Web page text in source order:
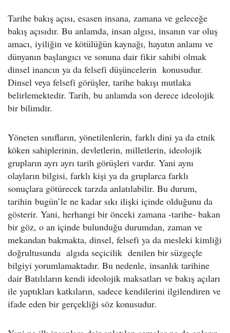
Tarihe bakış açısı, esasen insana, zamana ve geleceğe
bakış açısıdır. Bu anlamda, insan algısı, insanın var oluş
amacı, iyiliğin ve kötülüğün kaynağı, hayatın anlamı ve
dünyanın başlangıcı ve sonuna dair fikir sahibi olmak
dinsel inancın ya da felsefi düşüncelerin konusudur.
Dinsel veya felsefi görüşler, tarihe bakışı mutlaka
belirlemektedir. Tarih, bu anlamda son derece ideolojik
bir bilimdir.
Yöneten sınıfların, yönetilenlerin, farklı dini ya da etnik
köken sahiplerinin, devletlerin, milletlerin, ideolojik
grupların ayrı ayrı tarih görüşleri vardır. Yani aynı
olayların bilgisi, farklı kişi ya da gruplarca farklı
sonuçlara götürecek tarzda anlatılabilir. Bu durum,
tarihin bugün’le ne kadar sıkı ilişki içinde olduğunu da
gösterir. Yani, herhangi bir önceki zamana -tarihe- bakan
bir göz, o an içinde bulunduğu durumdan, zaman ve
mekandan bakmakta, dinsel, felsefi ya da mesleki kimliği
doğrultusunda algıda seçicilik denilen bir süzgeçle
bilgiyi yorumlamaktadır. Bu nedenle, insanlık tarihine
dair Batılıların kendi ideolojik maksatları ve bakış açıları
ile yaptıkları katkıların, sadece kendilerini ilgilendiren ve
ifade eden bir gerçekliği söz konusudur.